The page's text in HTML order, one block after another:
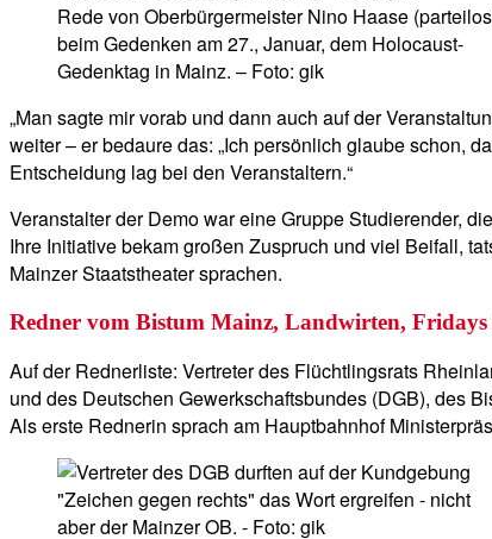
Rede von Oberbürgermeister Nino Haase
beim Gedenken am 27., Januar, dem Holocaust-
Gedenktag in Mainz. – Foto: gik
„Man sagte mir vorab und dann auch auf der
weiter – er bedaure das: „Ich persönlich glaube schon,
Entscheidung lag bei den Veranstaltern.“
Veranstalter der Demo war eine Gruppe Studierender,
Ihre Initiative bekam großen Zuspruch und viel Beifall,
Mainzer Staatstheater sprachen.
Redner vom Bistum Mainz, Landwirten,
Auf der Rednerliste: Vertreter des Flüchtlingsrats
und des Deutschen Gewerkschaftsbundes (DGB), des
Als erste Rednerin sprach am Hauptbahnhof